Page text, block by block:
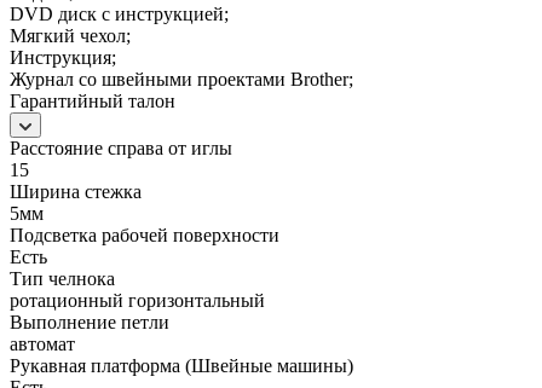
DVD диск с инструкцией;
Мягкий чехол;
Инструкция;
Журнал со швейными проектами Brother;
Гарантийный талон
Расстояние справа от иглы
15
Ширина стежка
5мм
Подсветка рабочей поверхности
Есть
Тип челнока
ротационный горизонтальный
Выполнение петли
автомат
Рукавная платформа (Швейные машины)